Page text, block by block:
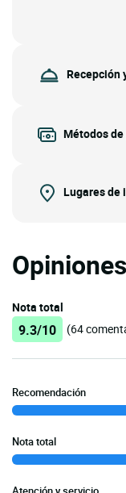
Recepción
Métodos
Lugares de
Opiniones
Nota total
9.3/10 (64
Recomendación
Nota total